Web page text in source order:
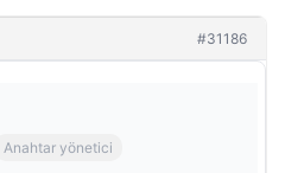
#31186
Anahtar yönetici